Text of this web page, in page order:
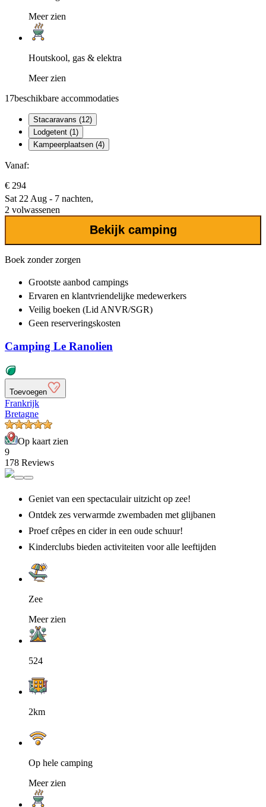
Meer zien
Houtskool, gas & elektra
Meer zien
17beschikbare accommodaties
Stacaravans (12)
Lodgetent (1)
Kampeerplaatsen (4)
Vanaf:
€ 294
Sat 22 Aug - 7 nachten,
2 volwassenen
Bekijk camping
Boek zonder zorgen
Grootste aanbod campings
Ervaren en klantvriendelijke medewerkers
Veilig boeken (Lid ANVR/SGR)
Geen reserveringskosten
Camping Le Ranolien
Toevoegen
Frankrijk
Bretagne
Op kaart zien
9
178 Reviews
Geniet van een spectaculair uitzicht op zee!
Ontdek zes verwarmde zwembaden met glijbanen
Proef crêpes en cider in een oude schuur!
Kinderclubs bieden activiteiten voor alle leeftijden
Zee
Meer zien
524
2km
Op hele camping
Meer zien